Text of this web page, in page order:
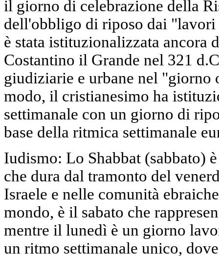
il giorno di celebrazione della
dell'obbligo di riposo dai
è stata istituzionalizzata ancora
Costantino il Grande nel 321
giudiziarie e urbane nel "giorno
modo, il cristianesimo ha
settimanale con un giorno di
base della ritmica settimanale
Iudismo: Lo Shabbat (sabbato)
che dura dal tramonto del
Israele e nelle comunità
mondo, è il sabato che
mentre il lunedì è un giorno
un ritmo settimanale unico,